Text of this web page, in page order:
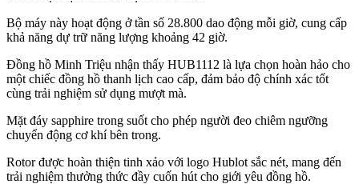
Bộ máy này hoạt động ở tần số 28.800 dao động mỗi giờ, cung cấp
khả năng dự trữ năng lượng khoảng 42 giờ.
Đồng hồ Minh Triệu nhận thấy HUB1112 là lựa chọn hoàn hảo cho
một chiếc đồng hồ thanh lịch cao cấp, đảm bảo độ chính xác tốt
cùng trải nghiệm sử dụng mượt mà.
Mặt đáy sapphire trong suốt cho phép người đeo chiêm ngưỡng
chuyển động cơ khí bên trong.
Rotor được hoàn thiện tinh xảo với logo Hublot sắc nét, mang đến
trải nghiệm thưởng thức đầy cuốn hút cho giới yêu đồng hồ.